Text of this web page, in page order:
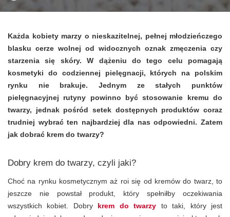
Każda kobiety marzy o nieskazitelnej, pełnej młodzieńczego
blasku cerze wolnej od widocznych oznak zmęczenia czy
starzenia się skóry. W dążeniu do tego celu pomagają
kosmetyki do codziennej pielęgnacji, których na polskim
rynku nie brakuje. Jednym ze stałych punktów
pielęgnacyjnej rutyny powinno być stosowanie kremu do
twarzy, jednak pośród setek dostępnych produktów coraz
trudniej wybrać ten najbardziej dla nas odpowiedni. Zatem
jak dobrać krem do twarzy?
Dobry krem do twarzy, czyli jaki?
Choć na rynku kosmetycznym aż roi się od kremów do twarz, to
jeszcze nie powstał produkt, który spełniłby oczekiwania
wszystkich kobiet. Dobry krem do twarzy to taki, który jest